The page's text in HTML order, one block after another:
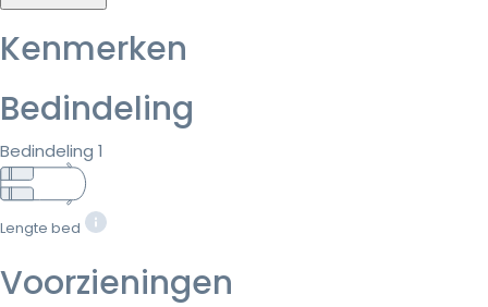
Kenmerken
Bedindeling
Bedindeling 1
Lengte bed
Voorzieningen